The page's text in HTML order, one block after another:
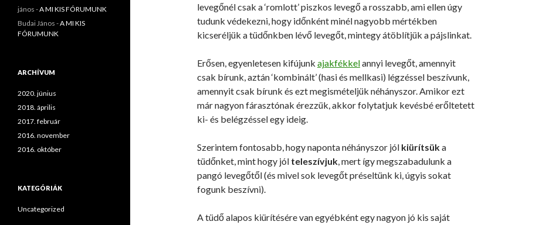
levegőnél csak a ‘romlott’ piszkos levegő a rosszabb, ami ellen úgy
tudunk védekezni, hogy időnként minél nagyobb mértékben
kicseréljük a tüdőnkben lévő levegőt, mintegy átöblítjük a pájslinkat.
Erősen, egyenletesen kifújunk ajakfékkelannyi levegőt, amennyit
csak bírunk, aztán ‘kombinált’ (hasi és mellkasi) légzéssel beszívunk,
amennyit csak bírunk és ezt megismételjük néhányszor. Amikor ezt
már nagyon fárasztónak érezzük, akkor folytatjuk kevésbé erőltetett
ki- és belégzéssel egy ideig.
Szerintem fontosabb, hogy naponta néhányszor jól kiürítsüka
tüdőnket, mint hogy jól teleszívjuk, mert így megszabadulunk a
pangó levegőtől (és mivel sok levegőt préseltünk ki, úgyis sokat
fogunk beszívni).
A tüdő alapos kiürítésére van egyébként egy nagyon jó kis saját
jános -A MI KIS FÓRUMUNK
Budai János -A MI KIS
FÓRUMUNK
ARCHÍVUM
2020. június
2018. április
2017. február
2016. november
2016. október
KATEGÓRIÁK
Uncategorized